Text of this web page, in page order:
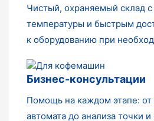
Чистый, охраняемый склад
температуры и быстрым
к оборудованию при
Бизнес-консультации
Помощь на каждом этапе:
автомата до анализа точки